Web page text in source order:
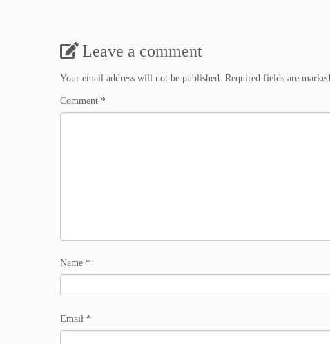
Leave a comment
Your email address will not be published. Required fields are marked
Comment *
Name *
Email *